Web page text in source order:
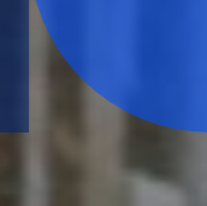
E-mailadres*